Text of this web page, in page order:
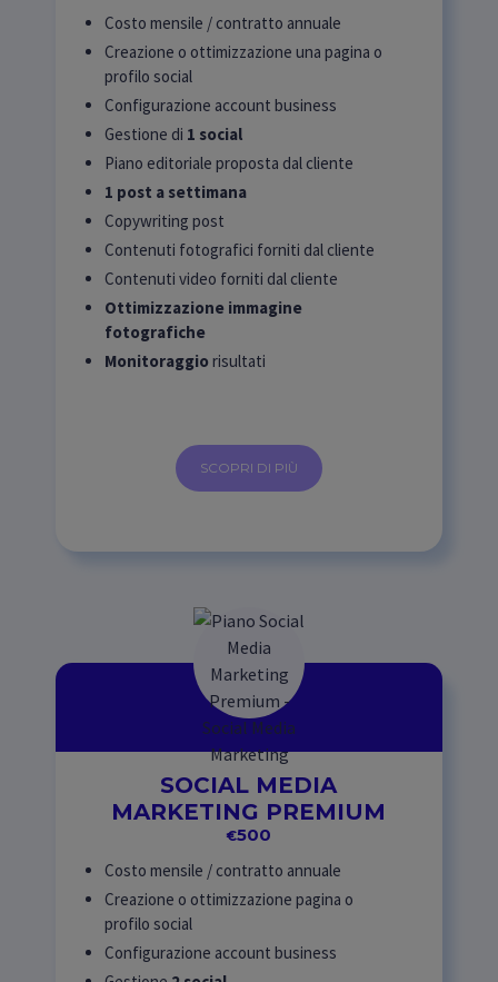
Costo mensile / contratto annuale
Creazione o ottimizzazione una pagina o
profilo social
Configurazione account business
Gestione di 1 social
Piano editoriale proposta dal cliente
1 post a settimana
Copywriting post
Contenuti fotografici forniti dal cliente
Contenuti video forniti dal cliente
Ottimizzazione immagine
fotografiche
Monitoraggio risultati
SCOPRI DI PIÙ
SOCIAL MEDIA
MARKETING PREMIUM
€500
Costo mensile / contratto annuale
Creazione o ottimizzazione pagina o
profilo social
Configurazione account business